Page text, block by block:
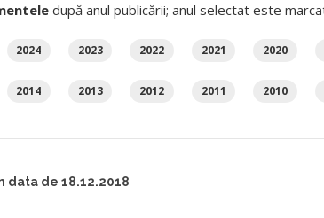
după anul publicării; anul selectat este
2024 2023 2022 2021 2020
2014 2013 2012 2011 2010
data de 18.12.2018